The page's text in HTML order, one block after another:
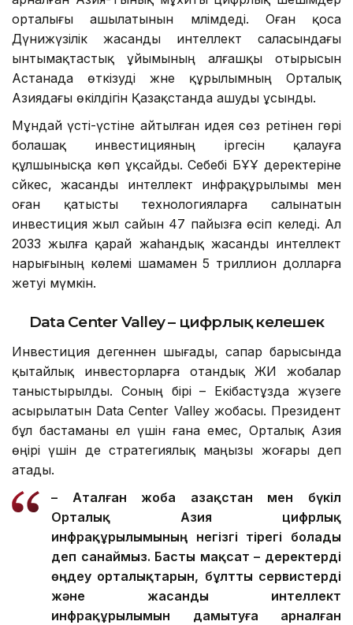
орталығы ашылатынын мәлімдеді. Оған қоса
Дүнижүзілік жасанды интеллект саласындағы
ынтымақтастық ұйымының алғашқы отырысын
Астанада өткізуді және құрылымның Орталық
Азиядағы өкілдігін Қазақстанда ашуды ұсынды.
Мұндай үсті-үстіне айтылған идея сөз ретінен гөрі
болашақ инвестицияның іргесін қалауға
құлшынысқа көп ұқсайды. Себебі БҰҰ деректеріне
сәйкес, жасанды интеллект инфрақұрылымы мен
оған қатысты технологияларға салынатын
инвестиция жыл сайын 47 пайызға өсіп келеді. Ал
2033 жылға қарай жаһандық жасанды интеллект
нарығының көлемі шамамен 5 триллион долларға
жетуі мүмкін.
Data Center Valley – цифрлық келешек
Инвестиция дегеннен шығады, сапар барысында
қытайлық инвесторларға отандық ЖИ жобалар
таныстырылды. Соның бірі – Екібастұзда жүзеге
асырылатын Data Center Valley жобасы. Президент
бұл бастаманы ел үшін ғана емес, Орталық Азия
өңірі үшін де стратегиялық маңызы жоғары деп
атады.
– Аталған жоба Қазақстан мен бүкіл
Орталық Азия цифрлық
инфрақұрылымының негізгі тірегі болады
деп санаймыз. Басты мақсат – деректерді
өңдеу орталықтарын, бұлтты сервистерді
және жасанды интеллект
инфрақұрылымын дамытуға арналған